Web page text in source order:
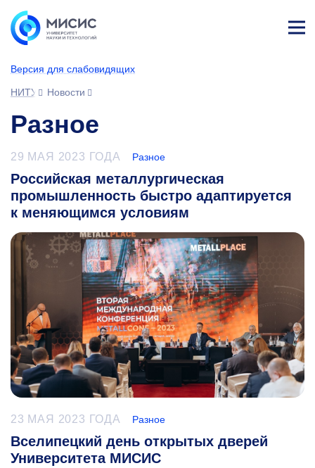
Версия для слабовидящих
НИТУ МИСИС
Новости
Разное
29 МАЯ 2023 ГОДА Разное
Российская металлургическая
промышленность быстро адаптируется
к меняющимся условиям
23 МАЯ 2023 ГОДА Разное
Вселипецкий день открытых дверей
Университета МИСИС